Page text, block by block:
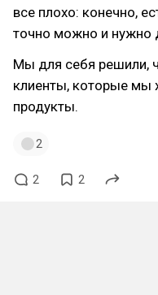
все плохо: конечно,
точно можно и нужно
Мы для себя решили,
клиенты, которые мы
продукты.
2
2 2